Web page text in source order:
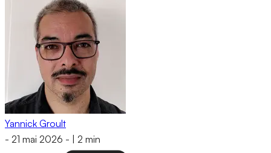
Yannick Groult
- 21 mai 2026 - 2 min